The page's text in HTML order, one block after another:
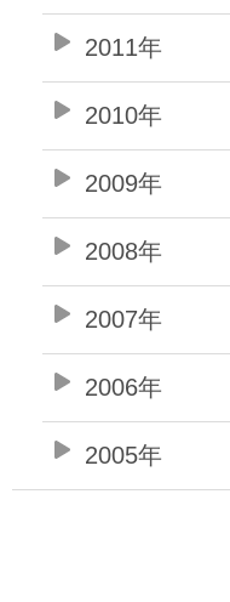
2011年
2010年
2009年
2008年
2007年
2006年
2005年